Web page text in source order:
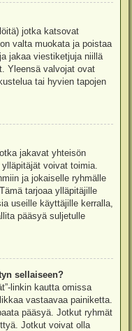
jotka katsovat
valta muokata ja poistaa
jakaa viestiketjuja niillä
Yleensä valvojat ovat
tai hyvien tapojen
jakavat yhteisön
voivat toimia.
ja jokaiselle ryhmälle
tarjoaa ylläpitäjille
useille käyttäjille kerralla,
pääsyä suljetulle
sellaiseen?
linkin kautta omissa
vastaavaa painiketta.
pääsyä. Jotkut ryhmät
Jotkut voivat olla